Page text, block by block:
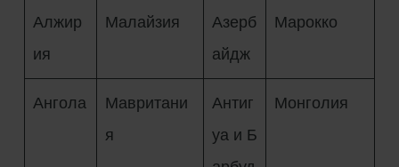
Алжир
ия
Малайзия
Азерб
айдж
Марокко
Ангола
Мавритани
я
Антиг
уа и Б
Монголия